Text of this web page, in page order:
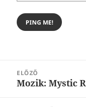
navigáció
ELŐZŐ
Korábbi
Mozik: Mystic